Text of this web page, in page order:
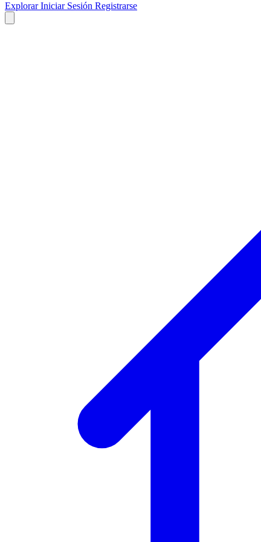
ExplorarIniciar Sesión Registrarse